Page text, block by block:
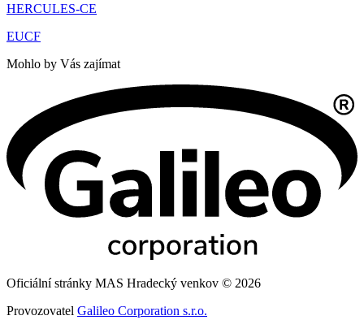
HERCULES-CE
EUCF
Mohlo by Vás zajímat
Oficiální stránky MAS Hradecký venkov © 2026
Provozovatel Galileo Corporation s.r.o.